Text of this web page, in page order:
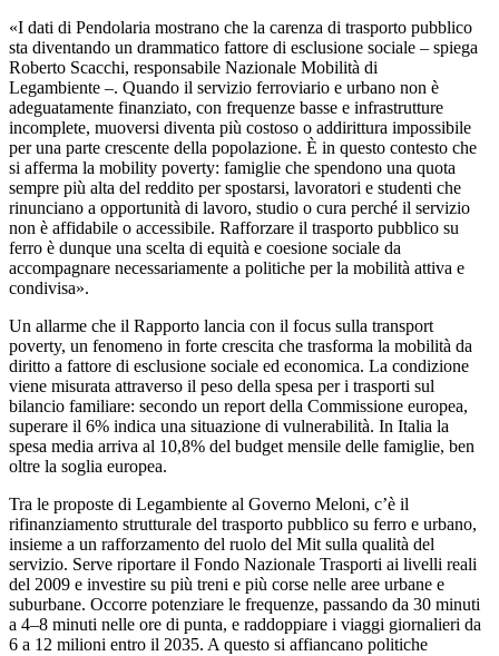
«I dati di Pendolaria mostrano che la carenza di trasporto pubblico
sta diventando un drammatico fattore di esclusione sociale – spiega
Roberto Scacchi, responsabile Nazionale Mobilità di
Legambiente –. Quando il servizio ferroviario e urbano non è
adeguatamente finanziato, con frequenze basse e infrastrutture
incomplete, muoversi diventa più costoso o addirittura impossibile
per una parte crescente della popolazione. È in questo contesto che
si afferma la mobility poverty: famiglie che spendono una quota
sempre più alta del reddito per spostarsi, lavoratori e studenti che
rinunciano a opportunità di lavoro, studio o cura perché il servizio
non è affidabile o accessibile. Rafforzare il trasporto pubblico su
ferro è dunque una scelta di equità e coesione sociale da
accompagnare necessariamente a politiche per la mobilità attiva e
condivisa».
Un allarme che il Rapporto lancia con il focus sulla transport
poverty, un fenomeno in forte crescita che trasforma la mobilità da
diritto a fattore di esclusione sociale ed economica. La condizione
viene misurata attraverso il peso della spesa per i trasporti sul
bilancio familiare: secondo un report della Commissione europea,
superare il 6% indica una situazione di vulnerabilità. In Italia la
spesa media arriva al 10,8% del budget mensile delle famiglie, ben
oltre la soglia europea.
Tra le proposte di Legambiente al Governo Meloni, c’è il
rifinanziamento strutturale del trasporto pubblico su ferro e urbano,
insieme a un rafforzamento del ruolo del Mit sulla qualità del
servizio. Serve riportare il Fondo Nazionale Trasporti ai livelli reali
del 2009 e investire su più treni e più corse nelle aree urbane e
suburbane. Occorre potenziare le frequenze, passando da 30 minuti
a 4–8 minuti nelle ore di punta, e raddoppiare i viaggi giornalieri da
6 a 12 milioni entro il 2035. A questo si affiancano politiche